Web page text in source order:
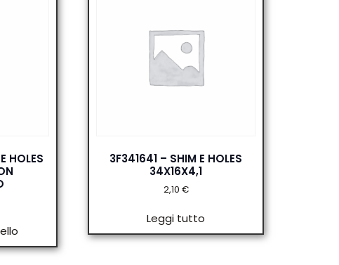
HOLES
3F341641 – SHIM E HOLES
34X16X4,1
2,10 €
Leggi tutto